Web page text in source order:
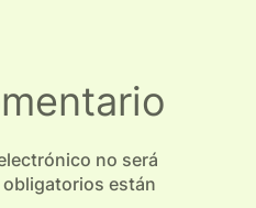
no será
están